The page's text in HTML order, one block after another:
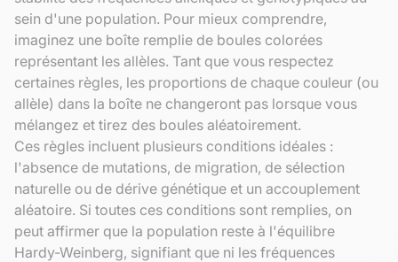
sein d'une population. Pour mieux comprendre,
imaginez une boîte remplie de boules colorées
représentant les allèles. Tant que vous respectez
certaines règles, les proportions de chaque couleur (ou
allèle) dans la boîte ne changeront pas lorsque vous
mélangez et tirez des boules aléatoirement.
Ces règles incluent plusieurs conditions idéales :
l'absence de mutations, de migration, de sélection
naturelle ou de dérive génétique et un accouplement
aléatoire. Si toutes ces conditions sont remplies, on
peut affirmer que la population reste à l'équilibre
Hardy-Weinberg, signifiant que ni les fréquences